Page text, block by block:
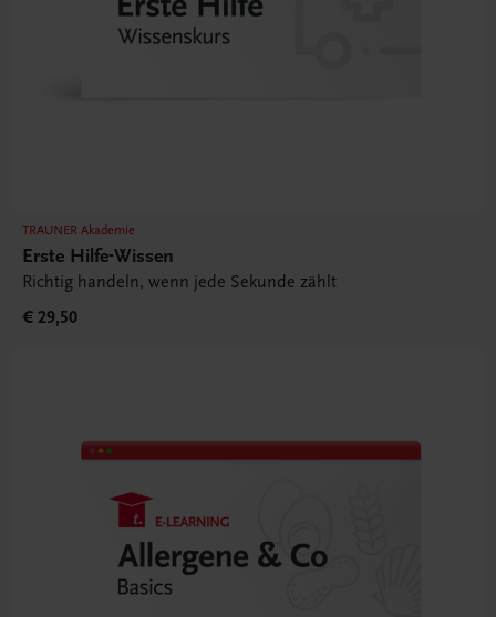
TRAUNER Akademie
Erste Hilfe-Wissen
Richtig handeln, wenn jede Sekunde zählt
€ 29,50